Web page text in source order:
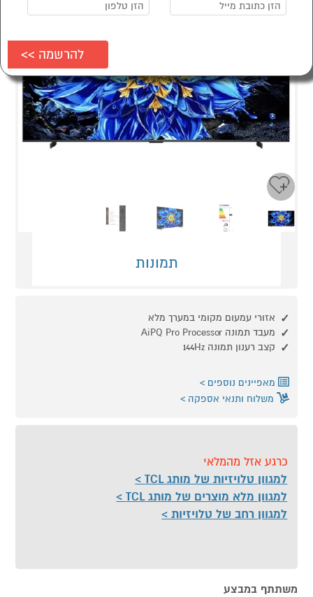
תמונות
אזורי עמעום מקומי במערך מלא
מעבד תמונה AiPQ Pro Processor
קצב רענון תמונה 144Hz
מאפיינים נוספים
משלוח ותנאי אספקה
כרגע אזל מהמלאי
למגוון טלויזיות של מותג TCL
למגוון מלא מוצרים של מותג TCL
למגוון רחב של טלויזיות
משתתף במבצע